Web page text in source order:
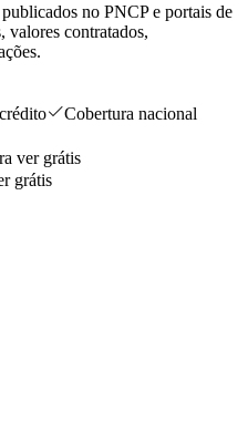
no PNCP e portais de
valores contratados,
Cobertura nacional
ver grátis
grátis